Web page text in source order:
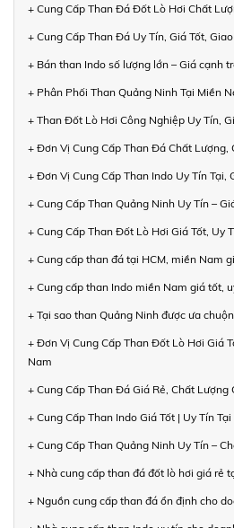
+ Cung Cấp Than Đá Đốt Lò Hơi Chất
+ Cung Cấp Than Đá Uy Tín, Giá Tốt,
+ Bán than Indo số lượng lớn – Giá cạnh
+ Phân Phối Than Quảng Ninh Tại Miền
+ Than Đốt Lò Hơi Công Nghiệp Uy Tín,
+ Đơn Vị Cung Cấp Than Đá Chất Lượng,
+ Đơn Vị Cung Cấp Than Indo Uy Tín Tại,
+ Cung Cấp Than Quảng Ninh Uy Tín –
+ Cung Cấp Than Đốt Lò Hơi Giá Tốt, Uy
+ Cung cấp than đá tại HCM, miền Nam
+ Cung cấp than Indo miền Nam giá tốt,
+ Tại sao than Quảng Ninh được ưa
+ Đơn Vị Cung Cấp Than Đốt Lò Hơi Giá
Nam
+ Cung Cấp Than Đá Giá Rẻ, Chất Lượng
+ Cung Cấp Than Indo Giá Tốt | Uy Tín
+ Cung Cấp Than Quảng Ninh Uy Tín –
+ Nhà cung cấp than đá đốt lò hơi giá rẻ
+ Nguồn cung cấp than đá ổn định cho